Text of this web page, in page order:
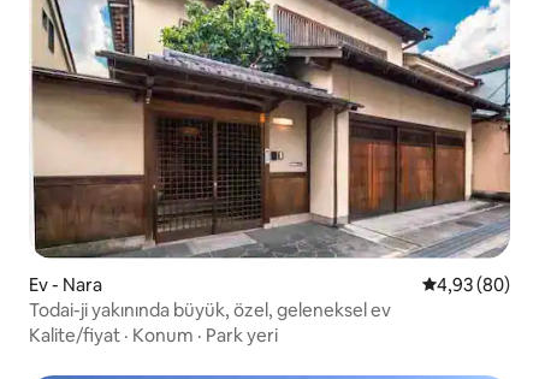
Ev - Nara 5 üzerinden
4,93 (80)
Todai-ji yakınında büyük, özel, geleneksel ev
Kalite/fiyat · Konum · Park yeri